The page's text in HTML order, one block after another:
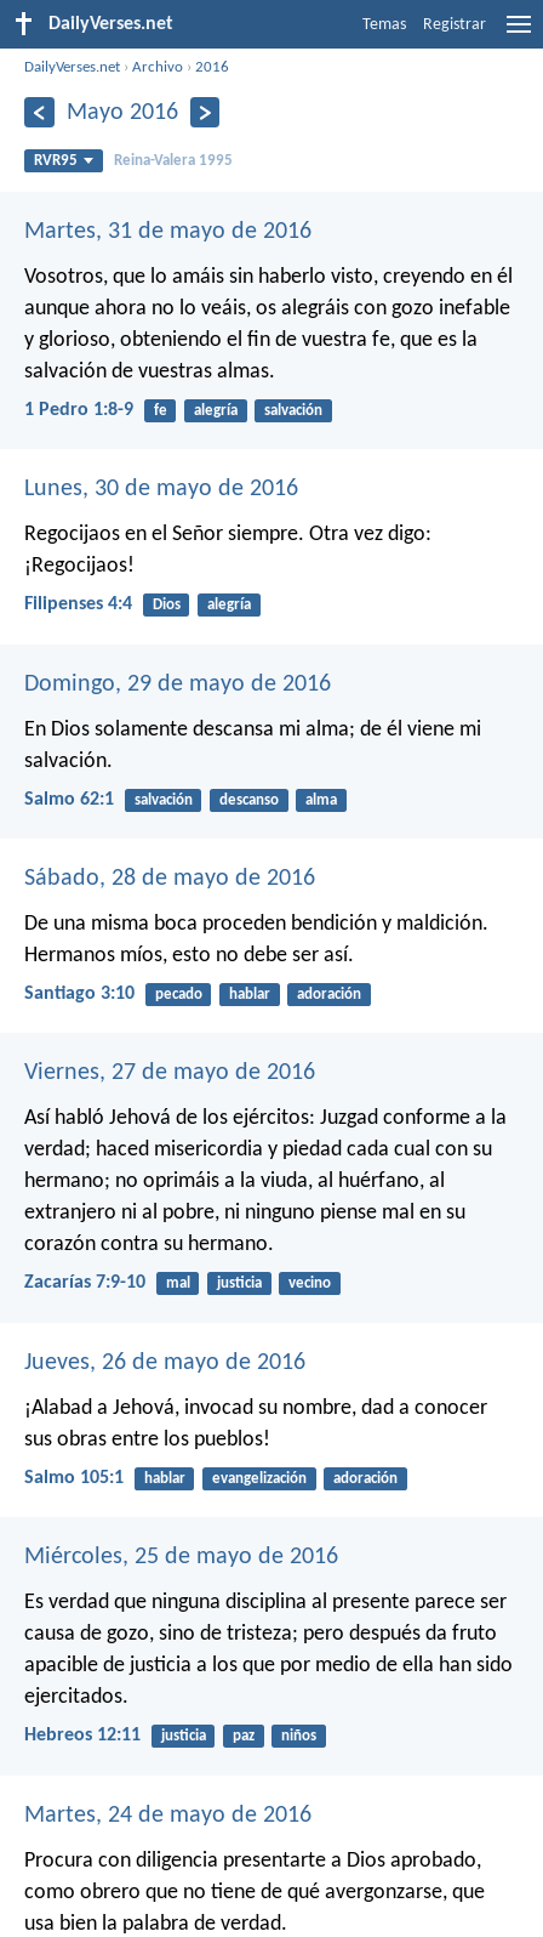
DailyVerses.net Temas Registrar
DailyVerses.net ›Archivo ›2016
Mayo 2016
RVR95 Reina-Valera 1995
Martes, 31 de mayo de 2016
Vosotros, que lo amáis sin haberlo visto, creyendo en él
aunque ahora no lo veáis, os alegráis con gozo inefable
y glorioso, obteniendo el fin de vuestra fe, que es la
salvación de vuestras almas.
1 Pedro 1:8-9 fe alegría salvación
Lunes, 30 de mayo de 2016
Regocijaos en el Señor siempre. Otra vez digo:
¡Regocijaos!
Filipenses 4:4 Dios alegría
Domingo, 29 de mayo de 2016
En Dios solamente descansa mi alma; de él viene mi
salvación.
Salmo 62:1 salvación descanso alma
Sábado, 28 de mayo de 2016
De una misma boca proceden bendición y maldición.
Hermanos míos, esto no debe ser así.
Santiago 3:10 pecado hablar adoración
Viernes, 27 de mayo de 2016
Así habló Jehová de los ejércitos: Juzgad conforme a la
verdad; haced misericordia y piedad cada cual con su
hermano; no oprimáis a la viuda, al huérfano, al
extranjero ni al pobre, ni ninguno piense mal en su
corazón contra su hermano.
Zacarías 7:9-10 mal justicia vecino
Jueves, 26 de mayo de 2016
¡Alabad a Jehová, invocad su nombre, dad a conocer
sus obras entre los pueblos!
Salmo 105:1 hablar evangelización adoración
Miércoles, 25 de mayo de 2016
Es verdad que ninguna disciplina al presente parece ser
causa de gozo, sino de tristeza; pero después da fruto
apacible de justicia a los que por medio de ella han sido
ejercitados.
Hebreos 12:11 justicia paz niños
Martes, 24 de mayo de 2016
Procura con diligencia presentarte a Dios aprobado,
como obrero que no tiene de qué avergonzarse, que
usa bien la palabra de verdad.